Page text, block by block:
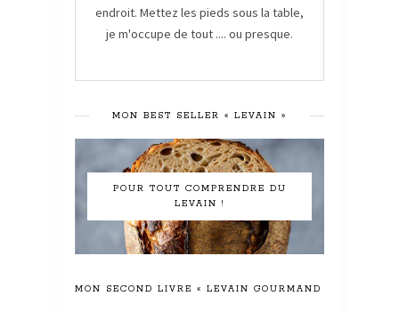
endroit. Mettez les pieds sous la table,
je m'occupe de tout .... ou presque.
MON BEST SELLER « LEVAIN »
POUR TOUT COMPRENDRE DU
LEVAIN !
MON SECOND LIVRE « LEVAIN GOURMAND »